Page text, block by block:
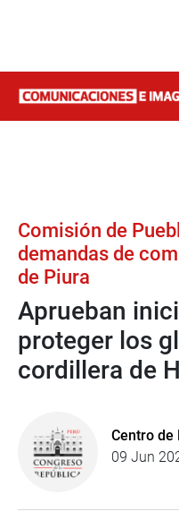
Comisión de
demandas de
de Piura
Aprueban
proteger los
cordillera de
Centro de
09 Jun